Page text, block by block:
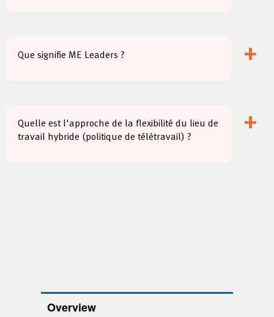
Que signifie ME Leaders ? +
Quelle est l'approche de la flexibilité du lieu de
travail hybride (politique de télétravail) ?
+
Overview